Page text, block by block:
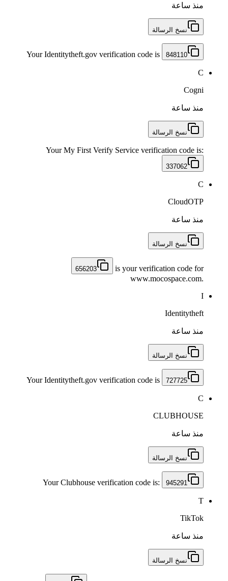
منذ ساعة
نسخ الرسالة
Your Identitytheft.gov verification code is 848110
C
Cogni
منذ ساعة
نسخ الرسالة
Your My First Verify Service verification code is:
337062
C
CloudOTP
منذ ساعة
نسخ الرسالة
656203
is your verification code for
www.mocospace.com.
I
Identitytheft
منذ ساعة
نسخ الرسالة
Your Identitytheft.gov verification code is 727725
C
CLUBHOUSE
منذ ساعة
نسخ الرسالة
Your Clubhouse verification code is: 945291
T
TikTok
منذ ساعة
نسخ الرسالة